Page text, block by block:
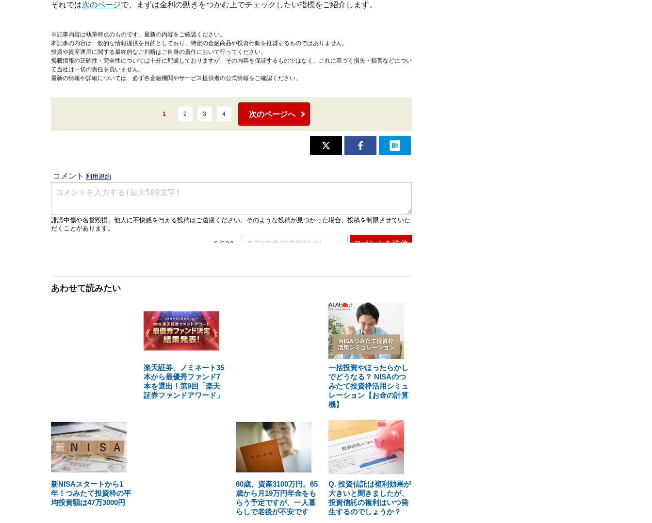
それでは次のページで、まずは金利の動きをつかむ上でチェックしたい指標をご紹介します。
※記事内容は執筆時点のものです。最新の内容をご確認ください。
本記事の内容は一般的な情報提供を目的としており、特定の金融商品や投資行動を推奨するものではありません。
投資や資産運用に関する最終的なご判断はご自身の責任において行ってください。
掲載情報の正確性・完全性については十分に配慮しておりますが、その内容を保証するものではなく、これに基づく損失・損害などについ
て当社は一切の責任を負いません。
最新の情報や詳細については、必ず各金融機関やサービス提供者の公式情報をご確認ください。
1 2 3 4 次のページへ
あわせて読みたい
楽天証券、ノミネート35
本から最優秀ファンド7
本を選出！第9回「楽天
証券ファンドアワード」
一括投資やほったらかし
でどうなる？ NISAのつ
みたて投資枠活用シミュ
レーション【お金の計算
機】
新NISAスタートから1
年！つみたて投資枠の平
均投資額は47万3000円
60歳、資産3100万円。65
歳から月19万円年金をも
らう予定ですが、一人暮
らしで老後が不安です
Q. 投資信託は複利効果が
大きいと聞きましたが、
投資信託の複利はいつ発
生するのでしょうか？